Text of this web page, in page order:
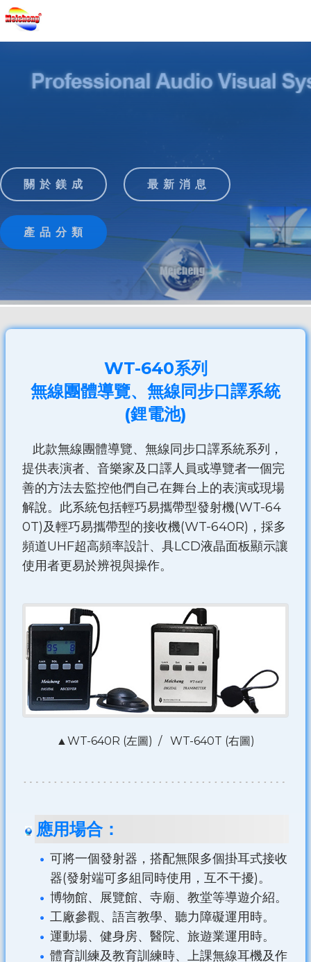
關 於 鎂 成 最 新 消 息
產 品 分 類
WT-640系列
無線團體導覽、無線同步口譯系統
(鋰電池)
此款無線團體導覽、無線同步口譯系統系列，
提供表演者、音樂家及口譯人員或導覽者一個完
善的方法去監控他們自己在舞台上的表演或現場
解說。此系統包括輕巧易攜帶型發射機(WT-64
0T)及輕巧易攜帶型的接收機(WT-640R)，採多
頻道UHF超高頻率設計、具LCD液晶面板顯示讓
使用者更易於辨視與操作。
▲WT-640R (左圖) / WT-640T (右圖)
應用場合：
可將一個發射器，搭配無限多個掛耳式接收
器(發射端可多組同時使用，互不干擾)。
博物館、展覽館、寺廟、教堂等導遊介紹。
工廠參觀、語言教學、聽力障礙運用時。
運動場、健身房、醫院、旅遊業運用時。
體育訓練及教育訓練時、上課無線耳機及作